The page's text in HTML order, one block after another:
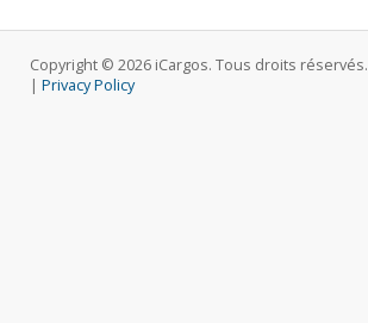
Copyright © 2026 iCargos. Tous droits réservés.
| Privacy Policy